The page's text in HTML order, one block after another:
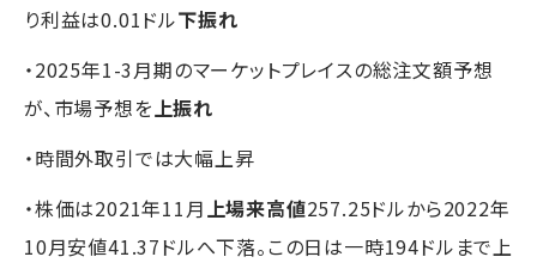
り利益は0.01ドル下振れ
・2025年1-3月期のマーケットプレイスの総注文額予想
が、市場予想を上振れ
・時間外取引では大幅上昇
・株価は2021年11月上場来高値257.25ドルから2022年
10月安値41.37ドルへ下落。この日は一時194ドルまで上